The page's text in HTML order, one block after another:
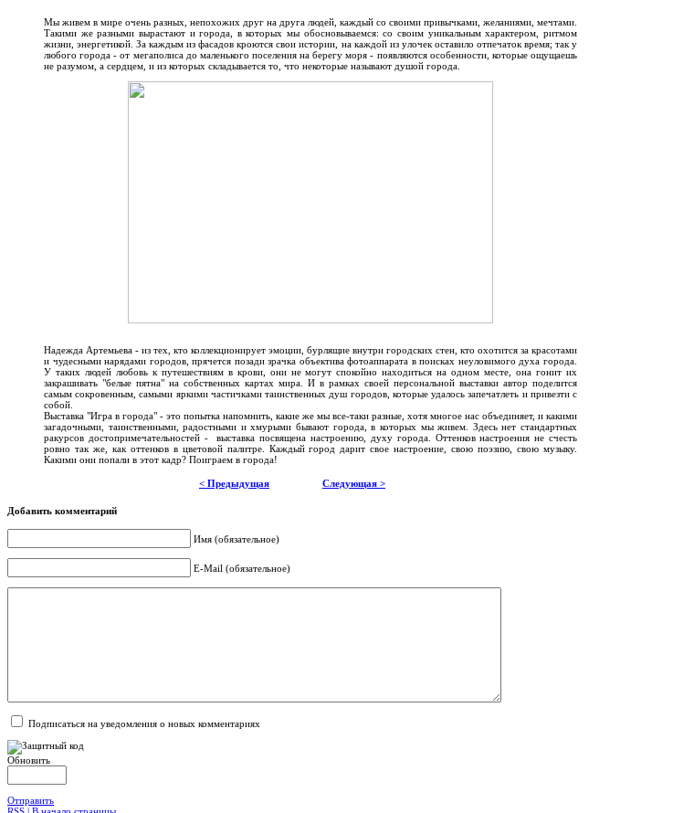
Мы живем в мире очень разных, непохожих друг на друга людей, каждый со своими привычками, желаниями, мечтами.
Такими же разными вырастают и города, в которых мы обосновываемся: со своим уникальным характером, ритмом
жизни, энергетикой. За каждым из фасадов кроются свои истории, на каждой из улочек оставило отпечаток время; так у
любого города - от мегаполиса до маленького поселения на берегу моря - появляются особенности, которые ощущаешь
не разумом, а сердцем, и из которых складывается то, что некоторые называют душой города.
Надежда Артемьева - из тех, кто коллекционирует эмоции, бурлящие внутри городских стен, кто охотится за красотами
и чудесными нарядами городов, прячется позади зрачка объектива фотоаппарата в поисках неуловимого духа города.
У таких людей любовь к путешествиям в крови, они не могут спокойно находиться на одном месте, она гонит их
закрашивать "белые пятна" на собственных картах мира. И в рамках своей персональной выставки автор поделится
самым сокровенным, самыми яркими частичками таинственных душ городов, которые удалось запечатлеть и привезти с
собой.
Выставка "Игра в города" - это попытка напомнить, какие же мы все-таки разные, хотя многое нас объединяет, и какими
загадочными, таинственными, радостными и хмурыми бывают города, в которых мы живем. Здесь нет стандартных
ракурсов достопримечательностей - выставка посвящена настроению, духу города. Оттенков настроения не счесть
ровно так же, как оттенков в цветовой палитре. Каждый город дарит свое настроение, свою поэзию, свою музыку.
Какими они попали в этот кадр? Поиграем в города!
< Предыдущая Следующая >
Добавить комментарий
Имя (обязательное)
E-Mail (обязательное)
Подписаться на уведомления о новых комментариях
Обновить
Отправить